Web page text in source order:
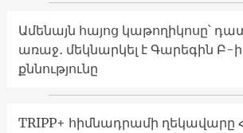
Ամենայն հայոց կաթողիկոսը՝
առաջ․ մեկնարկել է Գարեգին Բ-
քննությունը
TRIPP+ հիմնադրամի